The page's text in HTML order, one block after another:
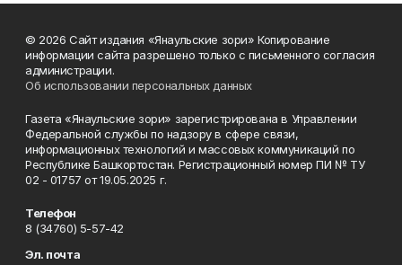
© 2026 Сайт издания «Янаульские зори» Копирование
информации сайта разрешено только с письменного согласия
администрации.
Об использовании персональных данных
Газета «Янаульские зори» зарегистрирована в Управлении
Федеральной службы по надзору в сфере связи,
информационных технологий и массовых коммуникаций по
Республике Башкортостан. Регистрационный номер ПИ № ТУ
02 - 01757 от 19.05.2025 г.
Телефон
8 (34760) 5-57-42
Эл. почта